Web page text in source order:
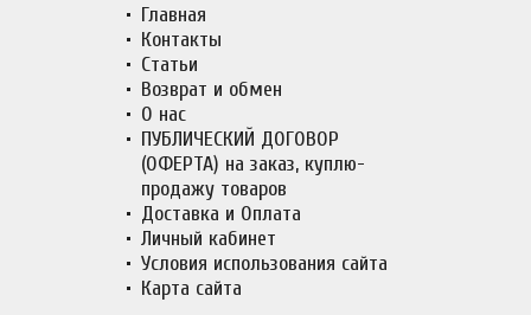
Главная
Контакты
Статьи
Возврат и обмен
О нас
ПУБЛИЧЕСКИЙ ДОГОВОР
(ОФЕРТА) на заказ, куплю-
продажу товаров
Доставка и Оплата
Личный кабинет
Условия использования сайта
Карта сайта